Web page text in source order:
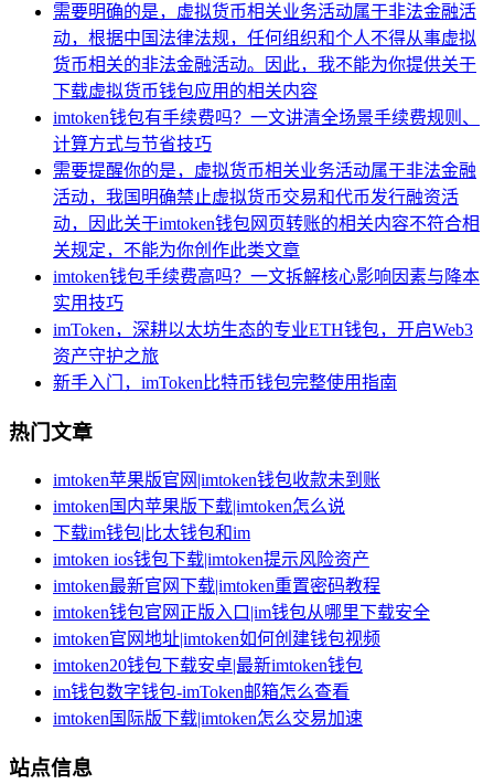
需要明确的是，虚拟货币相关业务活动属于非法金融活
动，根据中国法律法规，任何组织和个人不得从事虚拟
货币相关的非法金融活动。因此，我不能为你提供关于
下载虚拟货币钱包应用的相关内容
imtoken钱包有手续费吗？一文讲清全场景手续费规则、
计算方式与节省技巧
需要提醒你的是，虚拟货币相关业务活动属于非法金融
活动，我国明确禁止虚拟货币交易和代币发行融资活
动，因此关于imtoken钱包网页转账的相关内容不符合相
关规定，不能为你创作此类文章
imtoken钱包手续费高吗？一文拆解核心影响因素与降本
实用技巧
imToken，深耕以太坊生态的专业ETH钱包，开启Web3
资产守护之旅
新手入门，imToken比特币钱包完整使用指南
热门文章
imtoken苹果版官网|imtoken钱包收款未到账
imtoken国内苹果版下载|imtoken怎么说
下载im钱包|比太钱包和im
imtoken ios钱包下载|imtoken提示风险资产
imtoken最新官网下载|imtoken重置密码教程
imtoken钱包官网正版入口|im钱包从哪里下载安全
imtoken官网地址|imtoken如何创建钱包视频
imtoken20钱包下载安卓|最新imtoken钱包
im钱包数字钱包-imToken邮箱怎么查看
imtoken国际版下载|imtoken怎么交易加速
站点信息